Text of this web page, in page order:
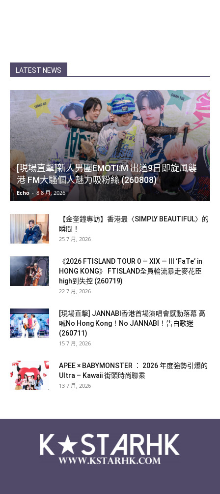
LATEST NEWS
[現場直擊]新人男團EMOTI:M 出道9日即旋風襲
港 FM大騷個人魅力吸粉絲 (260808)
Echo - 8 8 月, 2026
【金奎鐘專訪】香港最〈SIMPLY BEAUTIFUL〉的
瞬間！
25 7 月, 2026
《2026 FTISLAND TOUR 0 — XIX — III ‘FaTe’ in
HONG KONG》 FTISLAND全員輪流暴走麥花臣
high到失控 (260719)
22 7 月, 2026
[現場直擊] JANNABI香港首場演唱會感動落幕 高
喊No Hong Kong！No JANNABI！告白歌迷
(260711)
15 7 月, 2026
APEE × BABYMONSTER ： 2026 年度強勢引爆的
Ultra – Kawaii 街頭時尚聯乘
13 7 月, 2026